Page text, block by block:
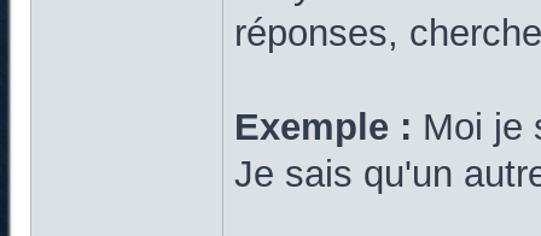
réponses,
Exemple : Moi je
Je sais qu'un